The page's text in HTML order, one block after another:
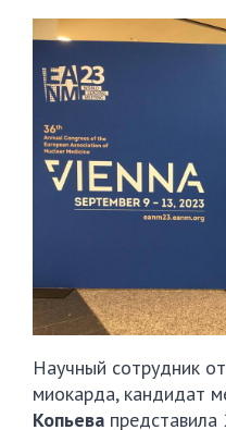
Научный сотрудник
миокарда, кандидат
Копьева